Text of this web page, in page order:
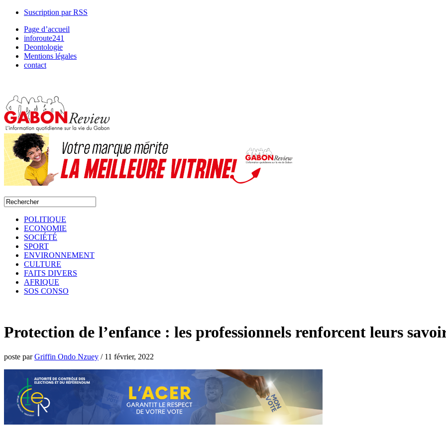
Suscription par RSS
Page d’accueil
inforoute241
Deontologie
Mentions légales
contact
POLITIQUE
ECONOMIE
SOCIÉTÉ
SPORT
ENVIRONNEMENT
CULTURE
FAITS DIVERS
AFRIQUE
SOS CONSO
Protection de l’enfance : les professionnels renforcent leurs
poste parGriffin Ondo Nzuey / 11 février, 2022